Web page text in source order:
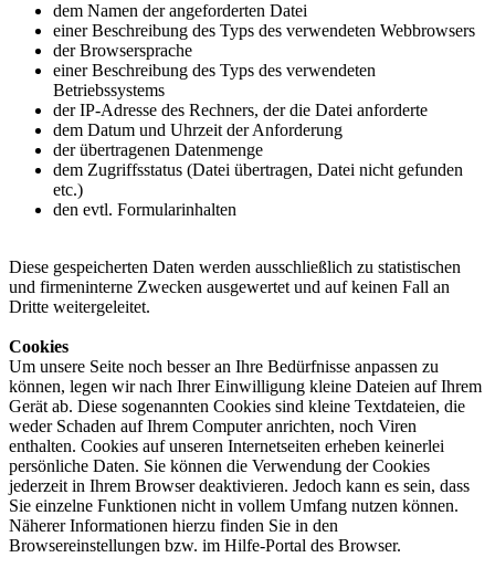
dem Namen der angeforderten Datei
einer Beschreibung des Typs des verwendeten Webbrowsers
der Browsersprache
einer Beschreibung des Typs des verwendeten
Betriebssystems
der IP-Adresse des Rechners, der die Datei anforderte
dem Datum und Uhrzeit der Anforderung
der übertragenen Datenmenge
dem Zugriffsstatus (Datei übertragen, Datei nicht gefunden
etc.)
den evtl. Formularinhalten
Diese gespeicherten Daten werden ausschließlich zu statistischen
und firmeninterne Zwecken ausgewertet und auf keinen Fall an
Dritte weitergeleitet.
Cookies
Um unsere Seite noch besser an Ihre Bedürfnisse anpassen zu
können, legen wir nach Ihrer Einwilligung kleine Dateien auf Ihrem
Gerät ab. Diese sogenannten Cookies sind kleine Textdateien, die
weder Schaden auf Ihrem Computer anrichten, noch Viren
enthalten. Cookies auf unseren Internetseiten erheben keinerlei
persönliche Daten. Sie können die Verwendung der Cookies
jederzeit in Ihrem Browser deaktivieren. Jedoch kann es sein, dass
Sie einzelne Funktionen nicht in vollem Umfang nutzen können.
Näherer Informationen hierzu finden Sie in den
Browsereinstellungen bzw. im Hilfe-Portal des Browser.